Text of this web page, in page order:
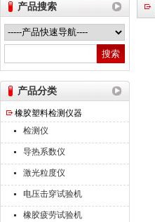
山东德瑞克仪器股份有限公司
产品搜索
产品分类
橡胶塑料检测仪器
检测仪
导热系数仪
激光粒度仪
电压击穿试验机
橡胶疲劳试验机